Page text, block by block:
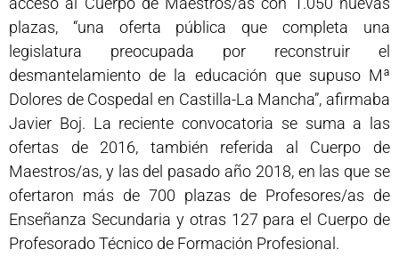
plazas, “una oferta pública que completa una
legislatura preocupada por reconstruir el
desmantelamiento de la educación que supuso Mª
Dolores de Cospedal en Castilla-La Mancha”, afirmaba
Javier Boj. La reciente convocatoria se suma a las
ofertas de 2016, también referida al Cuerpo de
Maestros/as, y las del pasado año 2018, en las que se
ofertaron más de 700 plazas de Profesores/as de
Enseñanza Secundaria y otras 127 para el Cuerpo de
Profesorado Técnico de Formación Profesional.